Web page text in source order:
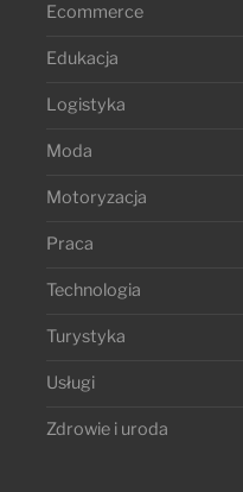
Ecommerce
Edukacja
Logistyka
Moda
Motoryzacja
Praca
Technologia
Turystyka
Usługi
Zdrowie i uroda